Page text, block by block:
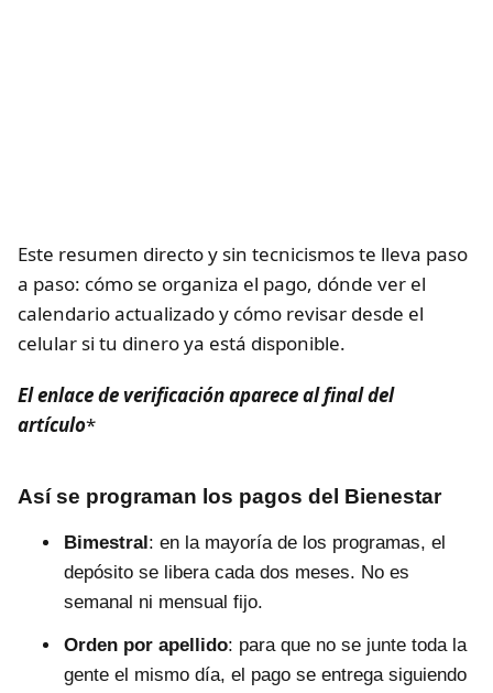
Este resumen directo y sin tecnicismos te lleva paso
a paso: cómo se organiza el pago, dónde ver el
calendario actualizado y cómo revisar desde el
celular si tu dinero ya está disponible.
El enlace de verificación aparece al final del
artículo*
Así se programan los pagos del Bienestar
Bimestral: en la mayoría de los programas, el
depósito se libera cada dos meses. No es
semanal ni mensual fijo.
Orden por apellido: para que no se junte toda la
gente el mismo día, el pago se entrega siguiendo